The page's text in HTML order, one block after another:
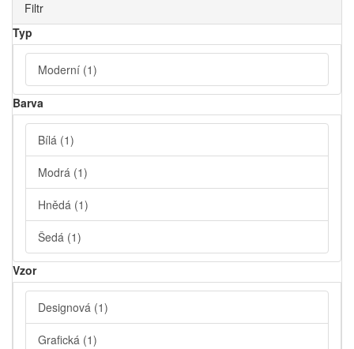
Filtr
Typ
Moderní (1)
Barva
Bílá (1)
Modrá (1)
Hnědá (1)
Šedá (1)
Vzor
Designová (1)
Grafická (1)